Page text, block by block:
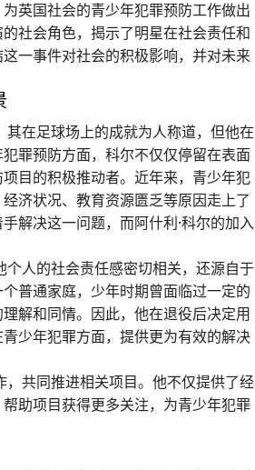
英国社会的青少年犯罪预防工作做出
社会角色，揭示了明星在社会责任和
一事件对社会的积极影响，并对未来
其在足球场上的成就为人称道，但他在
罪预防方面，科尔不仅仅停留在表面
目的积极推动者。近年来，青少年犯
济状况、教育资源匮乏等原因走上了
解决这一问题，而阿什利·科尔的加入
个人的社会责任感密切相关，还源自于
普通家庭，少年时期曾面临过一定的
解和同情。因此，他在退役后决定用
少年犯罪方面，提供更为有效的解决
，共同推进相关项目。他不仅提供了经
助项目获得更多关注，为青少年犯罪